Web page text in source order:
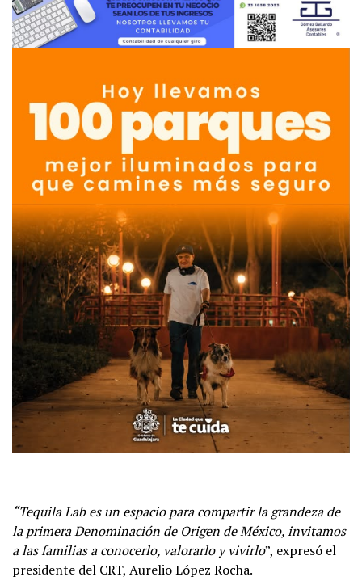
“Tequila Lab es un espacio para compartir la grandeza de
la primera Denominación de Origen de México, invitamos
a las familias a conocerlo, valorarlo y vivirlo”, expresó el
presidente del CRT, Aurelio López Rocha.